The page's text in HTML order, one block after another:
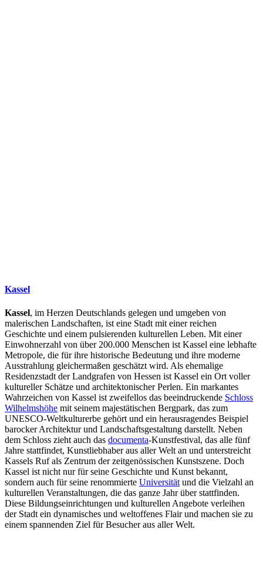
Kassel
Kassel, im Herzen Deutschlands gelegen und umgeben von
malerischen Landschaften, ist eine Stadt mit einer reichen
Geschichte und einem pulsierenden kulturellen Leben. Mit einer
Einwohnerzahl von über 200.000 Menschen ist Kassel eine lebhafte
Metropole, die für ihre historische Bedeutung und ihre moderne
Ausstrahlung gleichermaßen geschätzt wird. Als ehemalige
Residenzstadt der Landgrafen von Hessen ist Kassel ein Ort voller
kultureller Schätze und architektonischer Perlen. Ein markantes
Wahrzeichen von Kassel ist zweifellos das beeindruckende Schloss
Wilhelmshöhe mit seinem majestätischen Bergpark, das zum
UNESCO-Weltkulturerbe gehört und ein herausragendes Beispiel
barocker Architektur und Landschaftsgestaltung darstellt. Neben
dem Schloss zieht auch das documenta-Kunstfestival, das alle fünf
Jahre stattfindet, Kunstliebhaber aus aller Welt an und unterstreicht
Kassels Ruf als Zentrum der zeitgenössischen Kunstszene. Doch
Kassel ist nicht nur für seine Geschichte und Kunst bekannt,
sondern auch für seine renommierte Universität und die Vielzahl an
kulturellen Veranstaltungen, die das ganze Jahr über stattfinden.
Diese Bildungseinrichtungen und kulturellen Angebote verleihen
der Stadt ein dynamisches und weltoffenes Flair und machen sie zu
einem spannenden Ziel für Besucher aus aller Welt.